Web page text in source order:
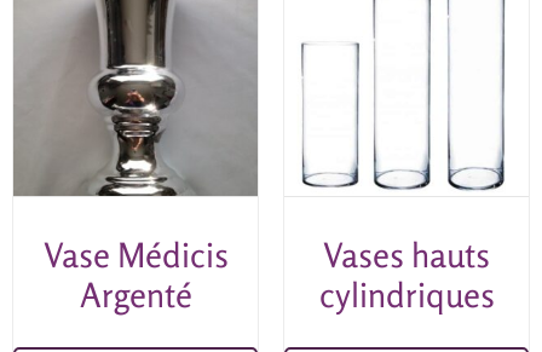
Vase Médicis
Argenté
Vases hauts
cylindriques